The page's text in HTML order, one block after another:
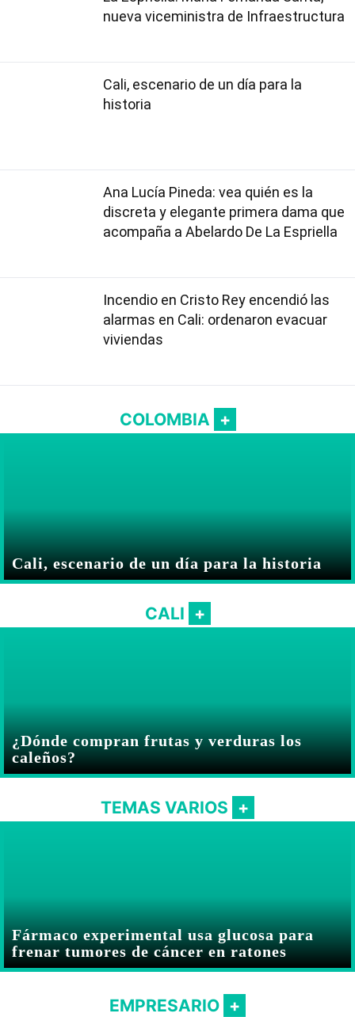
nueva viceministra de Infraestructura
Cali, escenario de un día para la
historia
Ana Lucía Pineda: vea quién es la
discreta y elegante primera dama que
acompaña a Abelardo De La Espriella
Incendio en Cristo Rey encendió las
alarmas en Cali: ordenaron evacuar
viviendas
COLOMBIA
Cali, escenario de un día para la historia
CALI
¿Dónde compran frutas y verduras los
caleños?
TEMAS VARIOS
Fármaco experimental usa glucosa para
frenar tumores de cáncer en ratones
EMPRESARIO